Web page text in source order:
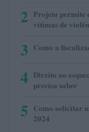
2 Projeto permite
vítimas de
3 Como a
4 Direito ao
precisa saber
5 Como solicitar
2024